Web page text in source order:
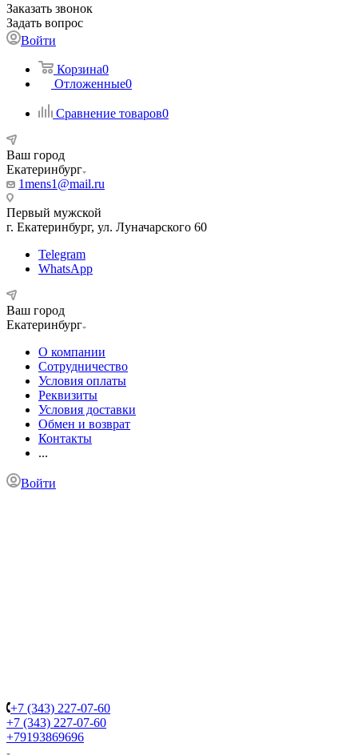
Заказать звонок
Задать вопрос
Войти
Корзина0
Отложенные0
Сравнение товаров0
Ваш город
Екатеринбург
1mens1@mail.ru
Первый мужской
г. Екатеринбург, ул. Луначарского 60
Telegram
WhatsApp
Ваш город
Екатеринбург
О компании
Сотрудничество
Условия оплаты
Реквизиты
Условия доставки
Обмен и возврат
Контакты
...
Войти
+7 (343) 227-07-60
+7 (343) 227-07-60
+79193869696